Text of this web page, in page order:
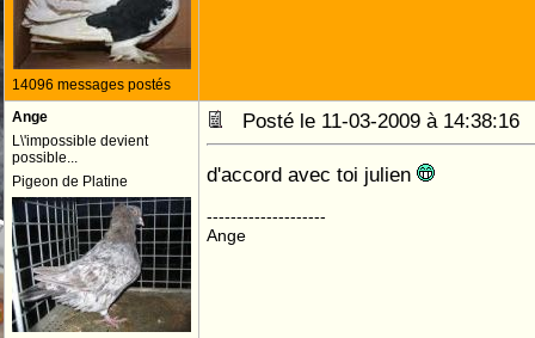
14096 messages postés
Ange
L\'impossible devient
possible...
Pigeon de Platine
Posté le 11-03-2009 à
d'accord avec toi julien
--------------------
Ange